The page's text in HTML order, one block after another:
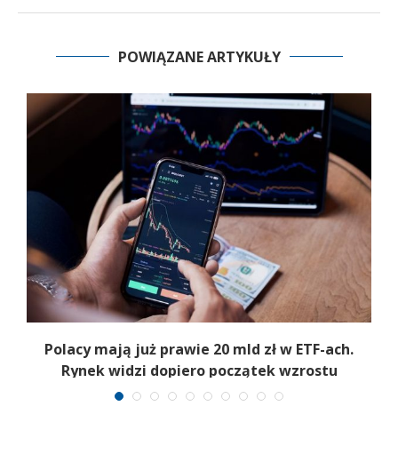
POWIĄZANE ARTYKUŁY
Polacy mają już prawie 20 mld zł w ETF-ach.
Rynek widzi dopiero początek wzrostu